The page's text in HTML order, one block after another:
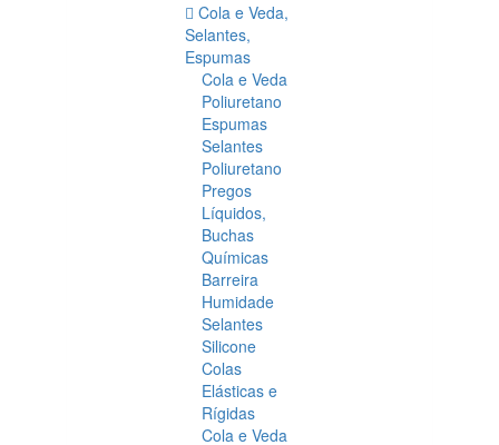
Cola e Veda,
Selantes,
Espumas
Cola e Veda
Poliuretano
Espumas
Selantes
Poliuretano
Pregos
Líquidos,
Buchas
Químicas
Barreira
Humidade
Selantes
Silicone
Colas
Elásticas e
Rígidas
Cola e Veda